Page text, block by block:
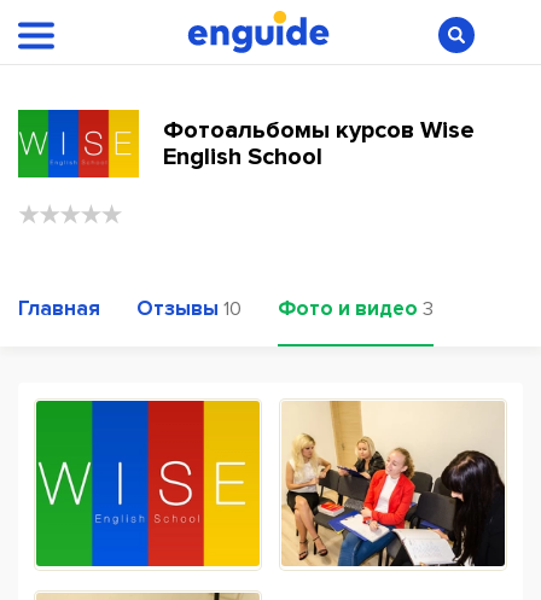
Фотоальбомы курсов Wise
English School
Главная Отзывы 10 Фото и видео 3